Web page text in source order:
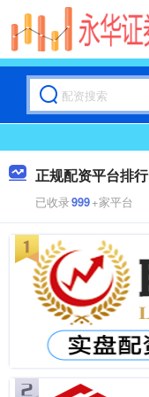
正规配资平台排行
已收录999+家平台